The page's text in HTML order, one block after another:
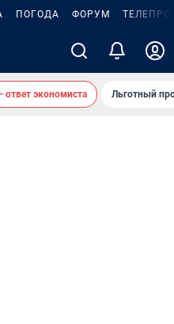
ПОГОДА ФОРУМ
ответ экономиста Льготный